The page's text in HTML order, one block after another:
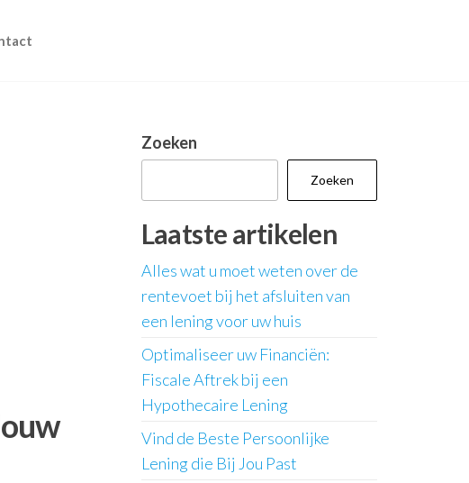
Zoeken
Zoeken
Laatste artikelen
Alles wat u moet weten over de
rentevoet bij het afsluiten van
een lening voor uw huis
Optimaliseer uw Financiën:
Fiscale Aftrek bij een
Hypothecaire Lening
Vind de Beste Persoonlijke
Lening die Bij Jou Past